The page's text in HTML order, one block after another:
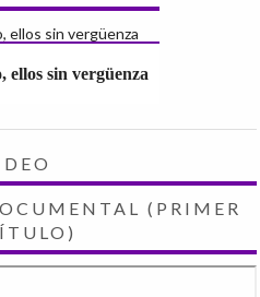
ellos sin vergüenza
(PRIMER